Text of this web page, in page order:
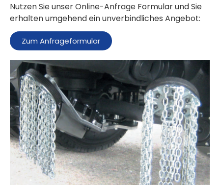
Nutzen Sie unser Online-Anfrage Formular und Sie
erhalten umgehend ein unverbindliches Angebot:
Zum Anfrageformular